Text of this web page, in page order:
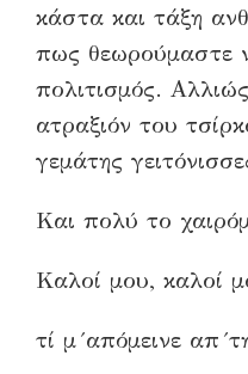
κάστα και τάξη
πως θεωρούμαστε
πολιτισμός.
ατραξιόν του
γεμάτης
Και πολύ το
Καλοί μου, καλοί
τί μ´απόμεινε